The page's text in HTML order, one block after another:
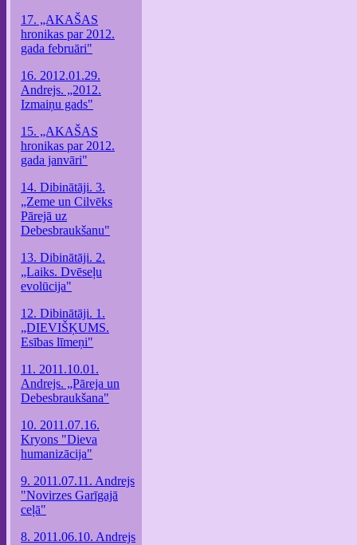
17. „AKAŠAS
hronikas par 2012.
gada februāri"
16. 2012.01.29.
Andrejs. „2012.
Izmaiņu gads"
15. „AKAŠAS
hronikas par 2012.
gada janvāri"
14. Dibinātāji. 3.
„Zeme un Cilvēks
Pārejā uz
Debesbraukšanu"
13. Dibinātāji. 2.
„Laiks. Dvēseļu
evolūcija"
12. Dibinātāji. 1.
„DIEVIŠĶUMS.
Esības līmeņi"
11. 2011.10.01.
Andrejs. „Pāreja un
Debesbraukšana"
10. 2011.07.16.
Kryons "Dieva
humanizācija"
9. 2011.07.11. Andrejs
"Novirzes Garīgajā
ceļā"
8. 2011.06.10. Andrejs